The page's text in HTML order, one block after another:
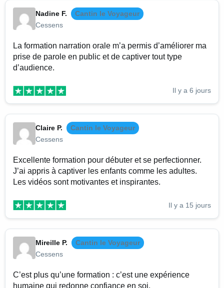
Nadine F.
Cantin le Voyageur
Cessens
La formation narration orale m’a permis d’améliorer ma
prise de parole en public et de captiver tout type
d’audience.
Il y a 6 jours
Claire P.
Cantin le Voyageur
Cessens
Excellente formation pour débuter et se perfectionner.
J’ai appris à captiver les enfants comme les adultes.
Les vidéos sont motivantes et inspirantes.
Il y a 15 jours
Mireille P.
Cantin le Voyageur
Cessens
C’est plus qu’une formation : c’est une expérience
humaine qui redonne confiance en soi.